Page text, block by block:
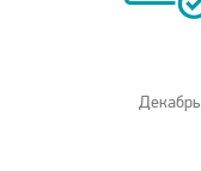
Декабрь